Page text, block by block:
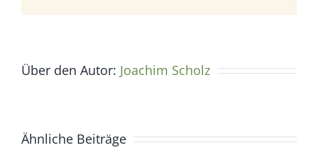
Über den Autor: Joachim Scholz
Ähnliche Beiträge